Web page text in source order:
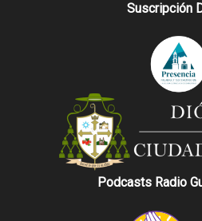
Suscripción
Podcasts Radio